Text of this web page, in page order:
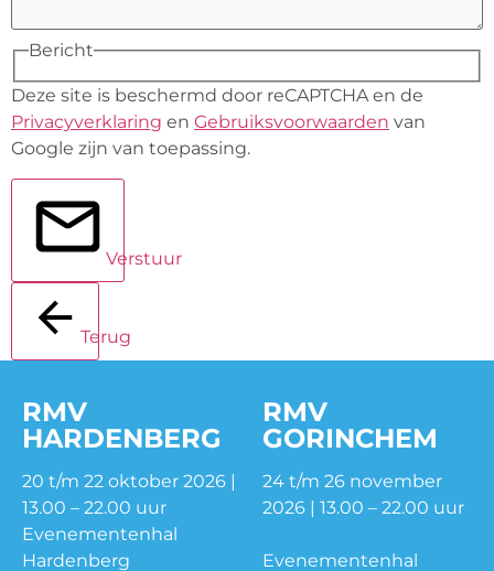
Bericht
Deze site is beschermd door reCAPTCHA en de
Privacyverklaring en Gebruiksvoorwaarden van
Google zijn van toepassing.
Verstuur
Terug
RMV
HARDENBERG
20 t/m 22 oktober 2026 |
13.00 – 22.00 uur
Evenementenhal
Hardenberg
RMV
GORINCHEM
24 t/m 26 november
2026 | 13.00 – 22.00 uur
Evenementenhal